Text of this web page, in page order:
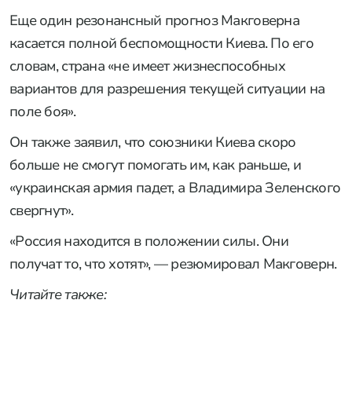
Еще один резонансный прогноз Макговерна
касается полной беспомощности Киева. По его
словам, страна «не имеет жизнеспособных
вариантов для разрешения текущей ситуации на
поле боя».
Он также заявил, что союзники Киева скоро
больше не смогут помогать им, как раньше, и
«украинская армия падет, а Владимира Зеленского
свергнут».
«Россия находится в положении силы. Они
получат то, что хотят», — резюмировал Макговерн.
Читайте также: